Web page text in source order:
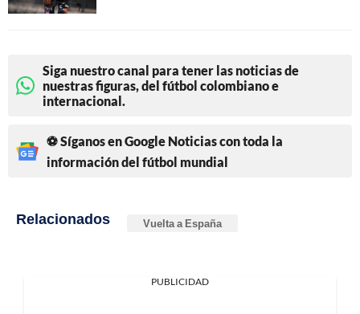
Siga nuestro canal para tener las noticias de
nuestras figuras, del fútbol colombiano e
internacional.
⚽ Síganos en Google Noticias con toda la
información del fútbol mundial
Relacionados Vuelta a España
PUBLICIDAD